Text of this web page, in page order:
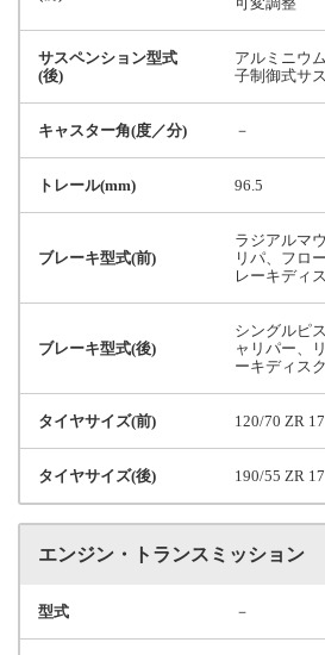
サスペンション型式
(後)
アルミニウ
子制御式サ
キャスター角(度／分) －
トレール(mm) 96.5
ブレーキ型式(前)
ラジアルマ
リパ、フロ
レーキディ
ブレーキ型式(後)
シングルピ
ャリパー、
ーキディス
タイヤサイズ(前) 120/70 ZR 17
タイヤサイズ(後) 190/55 ZR 17
エンジン・トランスミッション
型式 －